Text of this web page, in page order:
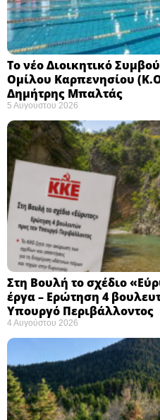
Το νέο Διοικητικό
Ομίλου Καρπενησίου
Δημήτρης Μπαλτάς
5 Αυγούστου 2026
Στη Βουλή το σχέδιο
έργα – Ερώτηση 4
Υπουργό Περιβάλλοντος
4 Αυγούστου 2026